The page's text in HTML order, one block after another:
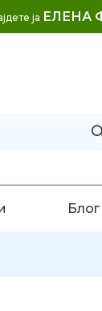
ја ЕЛЕНА
Блог